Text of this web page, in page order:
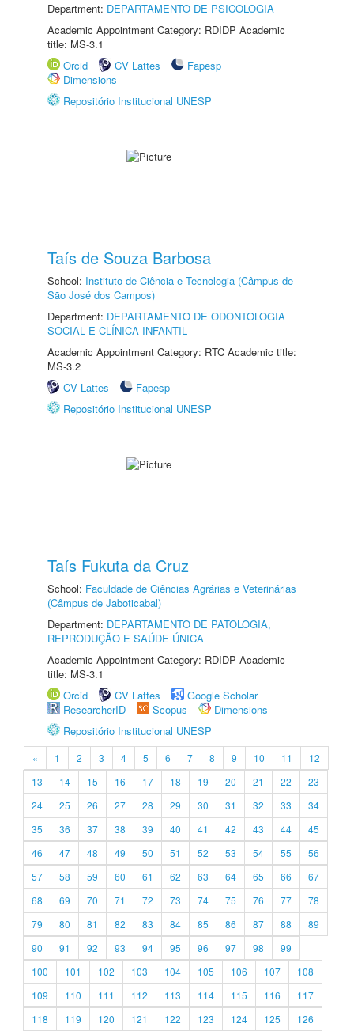
Department: DEPARTAMENTO DE PSICOLOGIA
Academic Appointment Category: RDIDP Academic
title: MS-3.1
Orcid
CV Lattes
Fapesp
Dimensions
Repositório Institucional UNESP
Taís de Souza Barbosa
School: Instituto de Ciência e Tecnologia (Câmpus de
São José dos Campos)
Department: DEPARTAMENTO DE ODONTOLOGIA
SOCIAL E CLÍNICA INFANTIL
Academic Appointment Category: RTC Academic title:
MS-3.2
CV Lattes
Fapesp
Repositório Institucional UNESP
Taís Fukuta da Cruz
School: Faculdade de Ciências Agrárias e Veterinárias
(Câmpus de Jaboticabal)
Department: DEPARTAMENTO DE PATOLOGIA,
REPRODUÇÃO E SAÚDE ÚNICA
Academic Appointment Category: RDIDP Academic
title: MS-3.1
Orcid
CV Lattes
Google Scholar
ResearcherID
Scopus
Dimensions
Repositório Institucional UNESP
« 1 2 3 4 5 6 7 8 9 10 11
12
13
14 15 16 17 18 19 20 21 22
23
24
25 26 27 28 29 30 31 32 33
34
35
36 37 38 39 40 41 42 43 44
45
46
47 48 49 50 51 52 53 54 55
56
57
58 59 60 61 62 63 64 65 66
67
68
69 70 71 72 73 74 75 76 77
78
79
80 81 82 83 84 85 86 87 88
89
90
91 92 93 94 95 96 97 98
99
100
101 102 103 104 105 106 107
108
109
110 111 112 113 114 115 116
117
118
119 120 121 122 123 124 125
126